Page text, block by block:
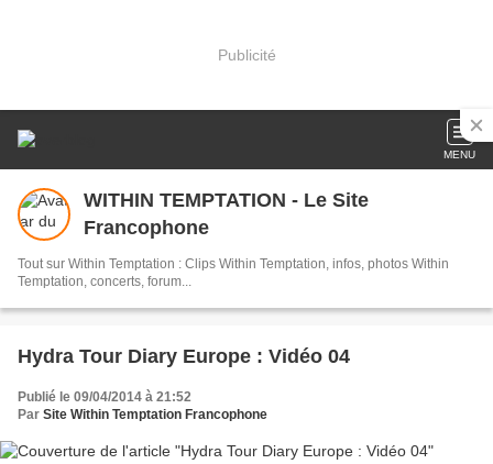
Publicité
MENU
WITHIN TEMPTATION - Le Site
Francophone
Tout sur Within Temptation : Clips Within Temptation, infos, photos Within
Temptation, concerts, forum...
Hydra Tour Diary Europe : Vidéo 04
Publié le 09/04/2014 à 21:52
Par Site Within Temptation Francophone